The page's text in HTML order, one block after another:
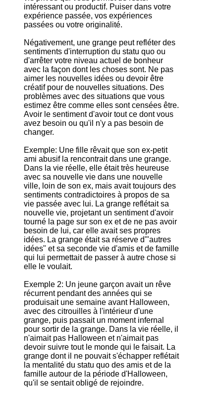
intéressant ou productif. Puiser dans votre
expérience passée, vos expériences
passées ou votre originalité.
Négativement, une grange peut refléter des
sentiments d'interruption du statu quo ou
d'arrêter votre niveau actuel de bonheur
avec la façon dont les choses sont. Ne pas
aimer les nouvelles idées ou devoir être
créatif pour de nouvelles situations. Des
problèmes avec des situations que vous
estimez être comme elles sont censées être.
Avoir le sentiment d'avoir tout ce dont vous
avez besoin ou qu'il n'y a pas besoin de
changer.
Exemple: Une fille rêvait que son ex-petit
ami abusif la rencontrait dans une grange.
Dans la vie réelle, elle était très heureuse
avec sa nouvelle vie dans une nouvelle
ville, loin de son ex, mais avait toujours des
sentiments contradictoires à propos de sa
vie passée avec lui. La grange reflétait sa
nouvelle vie, projetant un sentiment d'avoir
tourné la page sur son ex et de ne pas avoir
besoin de lui, car elle avait ses propres
idées. La grange était sa réserve d'"autres
idées" et sa seconde vie d'amis et de famille
qui lui permettait de passer à autre chose si
elle le voulait.
Exemple 2: Un jeune garçon avait un rêve
récurrent pendant des années qui se
produisait une semaine avant Halloween,
avec des citrouilles à l'intérieur d'une
grange, puis passait un moment infernal
pour sortir de la grange. Dans la vie réelle, il
n'aimait pas Halloween et n'aimait pas
devoir suivre tout le monde qui le faisait. La
grange dont il ne pouvait s'échapper reflétait
la mentalité du statu quo des amis et de la
famille autour de la période d'Halloween,
qu'il se sentait obligé de rejoindre.